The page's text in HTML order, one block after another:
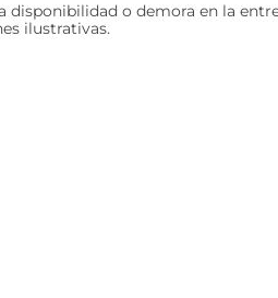
disponibilidad o demora en la
ilustrativas.